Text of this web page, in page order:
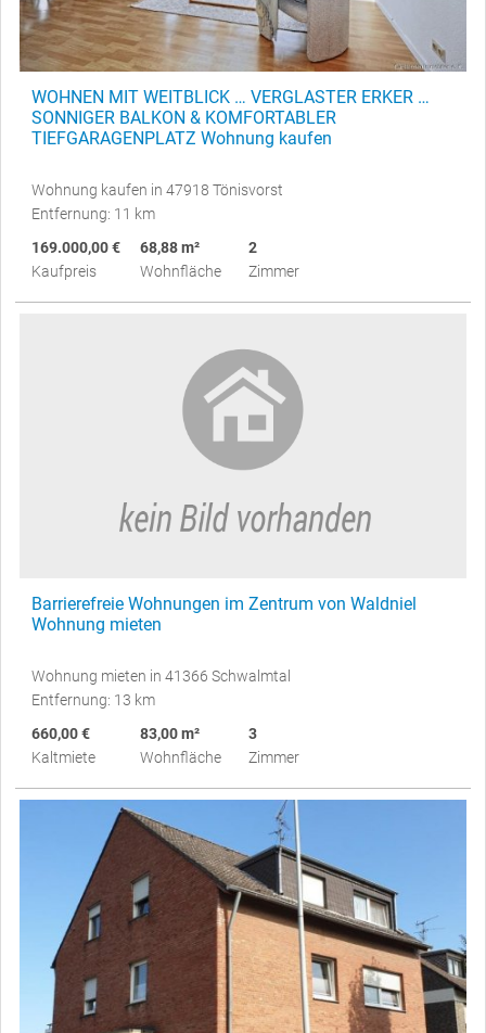
WOHNEN MIT WEITBLICK … VERGLASTER ERKER …
SONNIGER BALKON & KOMFORTABLER
TIEFGARAGENPLATZ Wohnung kaufen
Wohnung kaufen in 47918 Tönisvorst
Entfernung: 11 km
169.000,00 €
Kaufpreis
68,88 m²
Wohnfläche
2
Zimmer
Barrierefreie Wohnungen im Zentrum von Waldniel
Wohnung mieten
Wohnung mieten in 41366 Schwalmtal
Entfernung: 13 km
660,00 €
Kaltmiete
83,00 m²
Wohnfläche
3
Zimmer